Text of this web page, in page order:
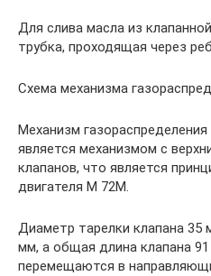
Для слива масла из
трубка, проходящая через
Схема механизма
Механизм
является механизмом с
клапанов, что является
двигателя М 72М.
Диаметр тарелки клапана 35
мм, а общая длина клапана
перемещаются в